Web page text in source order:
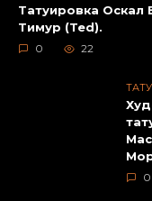
Татуировка Оскал
Тимур (Ted).
0 22
0